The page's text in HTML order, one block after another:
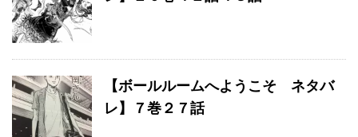
【ボールルームへようこそ ネタバ
レ】７巻２７話